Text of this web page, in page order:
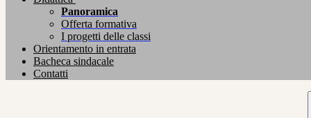
Panoramica
Offerta formativa
I progetti delle classi
Orientamento in entrata
Bacheca sindacale
Contatti